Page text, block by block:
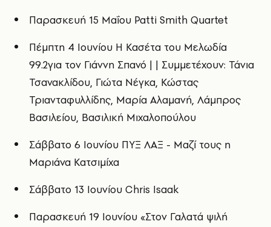
Παρασκευή 15 Μαΐου Patti Smith Quartet
Πέμπτη 4 Ιουνίου Η Κασέτα του Μελωδία
99.2για τον Γιάννη Σπανό | | Συμμετέχουν: Τάνια
Τσανακλίδου, Γιώτα Νέγκα, Κώστας
Τριανταφυλλίδης, Μαρία Αλαμανή, Λάμπρος
Βασιλείου, Βασιλική Μιχαλοπούλου
Σάββατο 6 Ιουνίου ΠΥΞ ΛΑΞ - Μαζί τους η
Μαριάνα Κατσιμίχα
Σάββατο 13 Ιουνίου Chris Isaak
Παρασκευή 19 Ιουνίου «Στον Γαλατά ψιλή